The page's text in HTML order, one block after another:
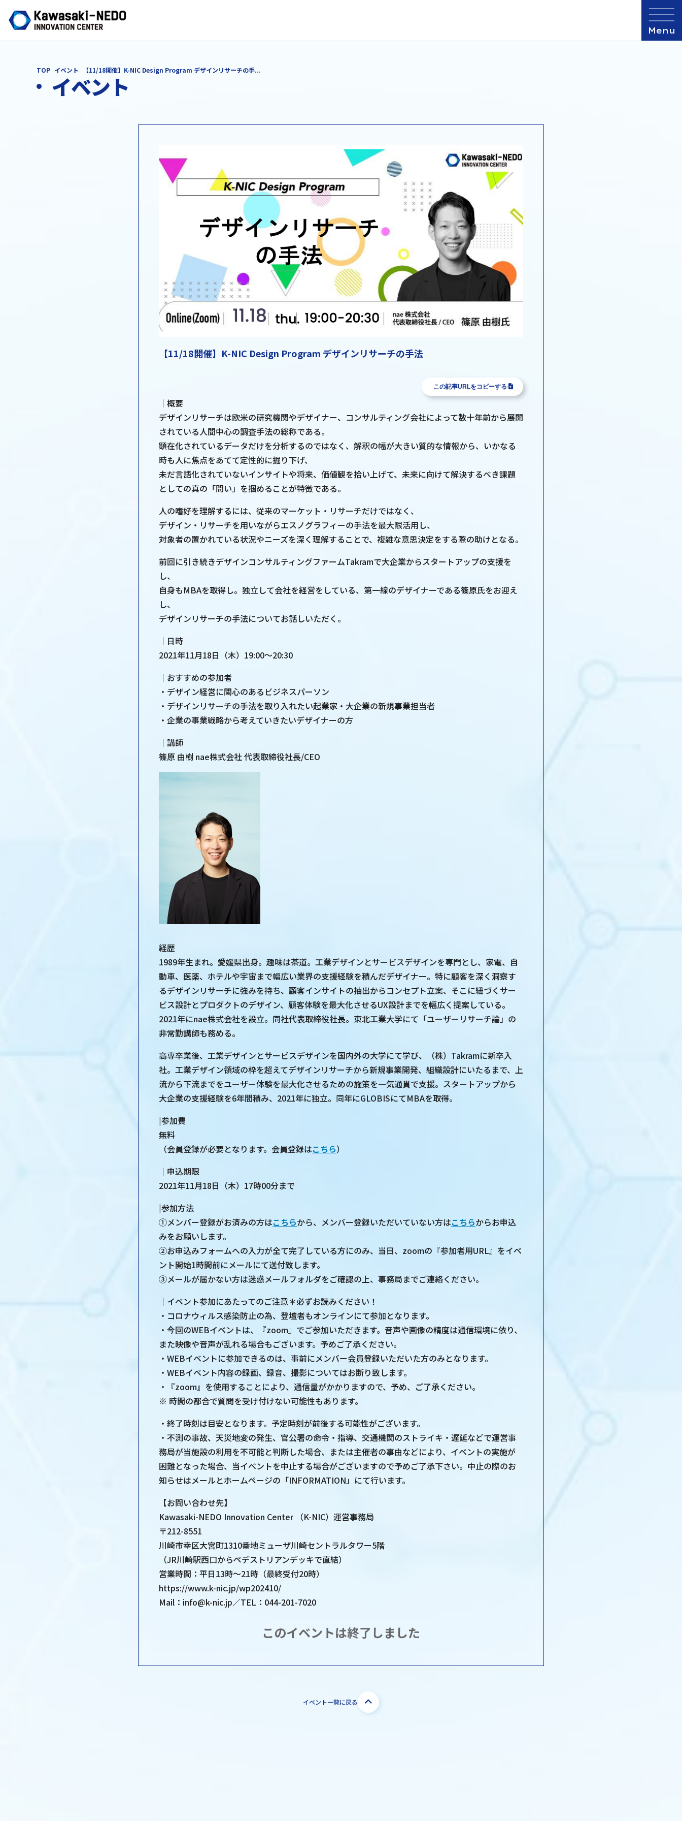
TOP イベント 【11/18開催】K-NIC Design Program デザインリサーチの手...
イベント
【11/18開催】K-NIC Design Program デザインリサーチの手法
この記事URLをコピーする
｜概要
デザインリサーチは欧米の研究機関やデザイナー、コンサルティング会社によって数十年前から展開
されている人間中心の調査手法の総称である。
顕在化されているデータだけを分析するのではなく、解釈の幅が大きい質的な情報から、いかなる
時も人に焦点をあてて定性的に掘り下げ、
未だ言語化されていないインサイトや将来、価値観を拾い上げて、未来に向けて解決するべき課題
としての真の「問い」を掴めることが特徴である。
人の嗜好を理解するには、従来のマーケット・リサーチだけではなく、
デザイン・リサーチを用いながらエスノグラフィーの手法を最大限活用し、
対象者の置かれている状況やニーズを深く理解することで、複雑な意思決定をする際の助けとなる。
前回に引き続きデザインコンサルティングファームTakramで大企業からスタートアップの支援を
し、
自身もMBAを取得し。独立して会社を経営をしている、第一線のデザイナーである篠原氏をお迎え
し、
デザインリサーチの手法についてお話しいただく。
｜日時
2021年11月18日（木）19:00～20:30
｜おすすめの参加者
・デザイン経営に関心のあるビジネスパーソン
・デザインリサーチの手法を取り入れたい起業家・大企業の新規事業担当者
・企業の事業戦略から考えていきたいデザイナーの方
｜講師
篠原 由樹 nae株式会社 代表取締役社長/CEO
経歴
1989年生まれ。愛媛県出身。趣味は茶道。工業デザインとサービスデザインを専門とし、家電、自
動車、医薬、ホテルや宇宙まで幅広い業界の支援経験を積んだデザイナー。特に顧客を深く洞察す
るデザインリサーチに強みを持ち、顧客インサイトの抽出からコンセプト立案、そこに紐づくサー
ビス設計とプロダクトのデザイン、顧客体験を最大化させるUX設計までを幅広く提案している。
2021年にnae株式会社を設立。同社代表取締役社長。東北工業大学にて「ユーザーリサーチ論」の
非常勤講師も務める。
高専卒業後、工業デザインとサービスデザインを国内外の大学にて学び、（株）Takramに新卒入
社。工業デザイン領域の枠を超えてデザインリサーチから新規事業開発、組織設計にいたるまで、上
流から下流までをユーザー体験を最大化させるための施策を一気通貫で支援。スタートアップから
大企業の支援経験を6年間積み、2021年に独立。同年にGLOBISにてMBAを取得。
|参加費
無料
（会員登録が必要となります。会員登録はこちら）
｜申込期限
2021年11月18日（木）17時00分まで
|参加方法
①メンバー登録がお済みの方はこちらから、メンバー登録いただいていない方はこちらからお申込
みをお願いします。
②お申込みフォームへの入力が全て完了している方にのみ、当日、zoomの『参加者用URL』をイベ
ント開始1時間前にメールにて送付致します。
③メールが届かない方は迷惑メールフォルダをご確認の上、事務局までご連絡ください。
｜イベント参加にあたってのご注意＊必ずお読みください！
・コロナウィルス感染防止の為、登壇者もオンラインにて参加となります。
・今回のWEBイベントは、『zoom』でご参加いただきます。音声や画像の精度は通信環境に依り、
また映像や音声が乱れる場合もございます。予めご了承ください。
・WEBイベントに参加できるのは、事前にメンバー会員登録いただいた方のみとなります。
・WEBイベント内容の録画、録音、撮影についてはお断り致します。
・『zoom』を使用することにより、通信量がかかりますので、予め、ご了承ください。
※ 時間の都合で質問を受け付けない可能性もあります。
・終了時刻は目安となります。予定時刻が前後する可能性がございます。
・不測の事故、天災地変の発生、官公署の命令・指導、交通機関のストライキ・遅延などで運営事
務局が当施設の利用を不可能と判断した場合、または主催者の事由などにより、イベントの実施が
困難となった場合、当イベントを中止する場合がございますので予めご了承下さい。中止の際のお
知らせはメールとホームページの「INFORMATION」にて行います。
【お問い合わせ先】
Kawasaki-NEDO Innovation Center （K-NIC）運営事務局
〒212-8551
川崎市幸区大宮町1310番地ミューザ川崎セントラルタワー5階
（JR川崎駅西口からペデストリアンデッキで直結）
営業時間：平日13時～21時（最終受付20時）
https://www.k-nic.jp/wp202410/
Mail：info@k-nic.jp／TEL：044-201-7020
このイベントは終了しました
イベント一覧に戻る